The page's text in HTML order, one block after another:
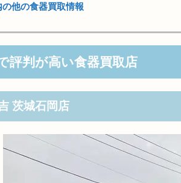
他の食器買取情報
評判が高い食器買取店
茨城石岡店